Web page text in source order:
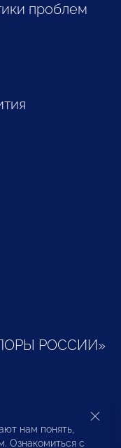
проблем
РОССИИ»
и
нам понять,
Ознакомиться с